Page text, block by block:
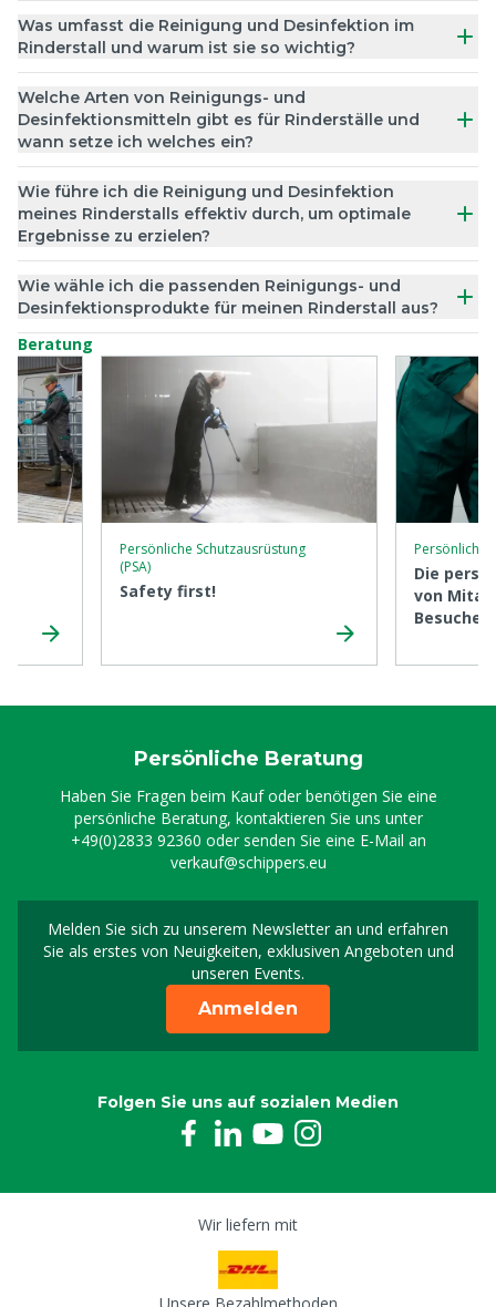
Was umfasst die Reinigung und Desinfektion im
Rinderstall und warum ist sie so wichtig?
Welche Arten von Reinigungs- und
Desinfektionsmitteln gibt es für Rinderställe und
wann setze ich welches ein?
Wie führe ich die Reinigung und Desinfektion
meines Rinderstalls effektiv durch, um optimale
Ergebnisse zu erzielen?
Wie wähle ich die passenden Reinigungs- und
Desinfektionsprodukte für meinen Rinderstall aus?
Beratung
Persönliche Schutzausrüstung
(PSA)
Safety first!
Persönliche
Die
von
Persönliche Beratung
Haben Sie Fragen beim Kauf oder benötigen Sie eine
persönliche Beratung, kontaktieren Sie uns unter
+49(0)2833 92360 oder senden Sie eine E-Mail an
verkauf@schippers.eu
Melden Sie sich zu unserem Newsletter an und erfahren
Sie als erstes von Neuigkeiten, exklusiven Angeboten und
unseren Events.
Melden Sie sich für
Anmelden
Folgen Sie uns auf sozialen Medien
Wir liefern mit
Unsere Bezahlmethoden